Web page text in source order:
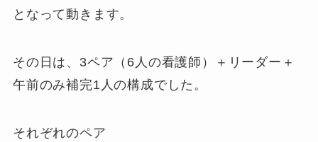
となって動きます。
その日は、3ペア（6人の看護師）＋リーダー＋
午前のみ補完1人の構成でした。
それぞれのペア